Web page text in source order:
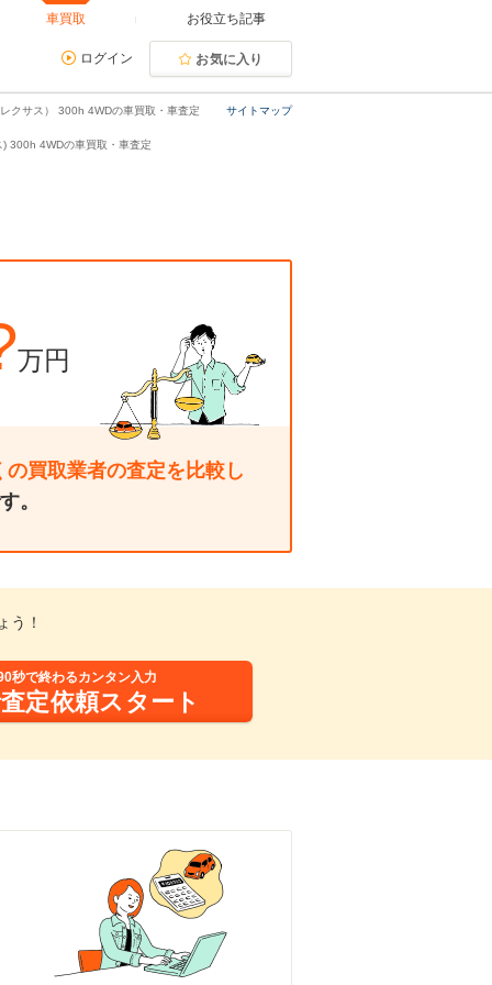
車買取 お役立ち記事
ログイン お気に入り
サイトマップ
クサス） 300h 4WDの車買取・車査定
) 300h 4WDの車買取・車査定
万円
の買取業者の査定を比較し
。
う！
秒で終わるカンタン入力
定依頼スタート